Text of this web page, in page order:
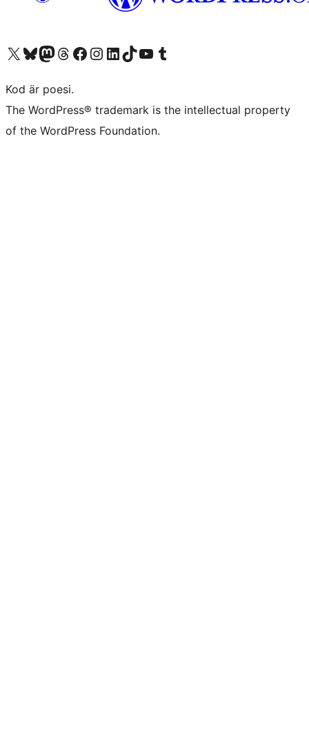
Besök vår X-konto (f.d. Twitter)
Besök vårt Bluesky-konto
Besök vårt Mastodon-konto
Besök vårt Thread-konto
Besök vår Facebook-sidaBesök vårt Instagram-konto
Besök vårt LinkedIn-konto
Besök vårt TikTok-konto
Besök vår YouTube-kanalBesök vårt Tumblr-konto
Kod är poesi.
The WordPress® trademark is the intellectual property
of the WordPress Foundation.